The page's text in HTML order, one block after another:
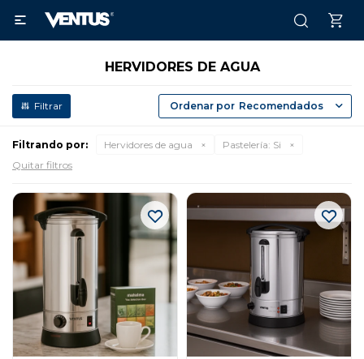

HERVIDORES DE AGUA
Recomendados
Filtrando por: Hervidores de agua Pastelería: Si
Quitar filtros